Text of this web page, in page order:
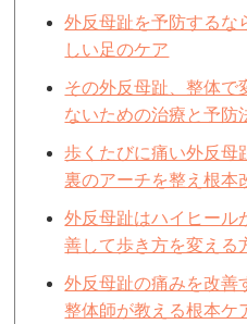
外反母趾を予防するな
しい足のケア
その外反母趾、整体で
ないための治療と予防
歩くたびに痛い外反母
裏のアーチを整え根本
外反母趾はハイヒール
善して歩き方を変える
外反母趾の痛みを改善
整体師が教える根本ケ